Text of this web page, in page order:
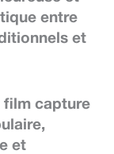
entre
et
film capture
et